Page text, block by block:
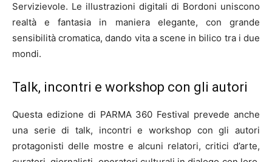
Servizievole. Le illustrazioni digitali di Bordoni uniscono
realtà e fantasia in maniera elegante, con grande
sensibilità cromatica, dando vita a scene in bilico tra i due
mondi.
Talk, incontri e workshop con gli autori
Questa edizione di PARMA 360 Festival prevede anche
una serie di talk, incontri e workshop con gli autori
protagonisti delle mostre e alcuni relatori, critici d’arte,